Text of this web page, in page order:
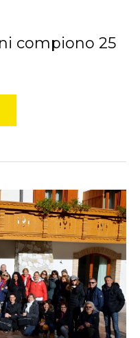
compiono 25